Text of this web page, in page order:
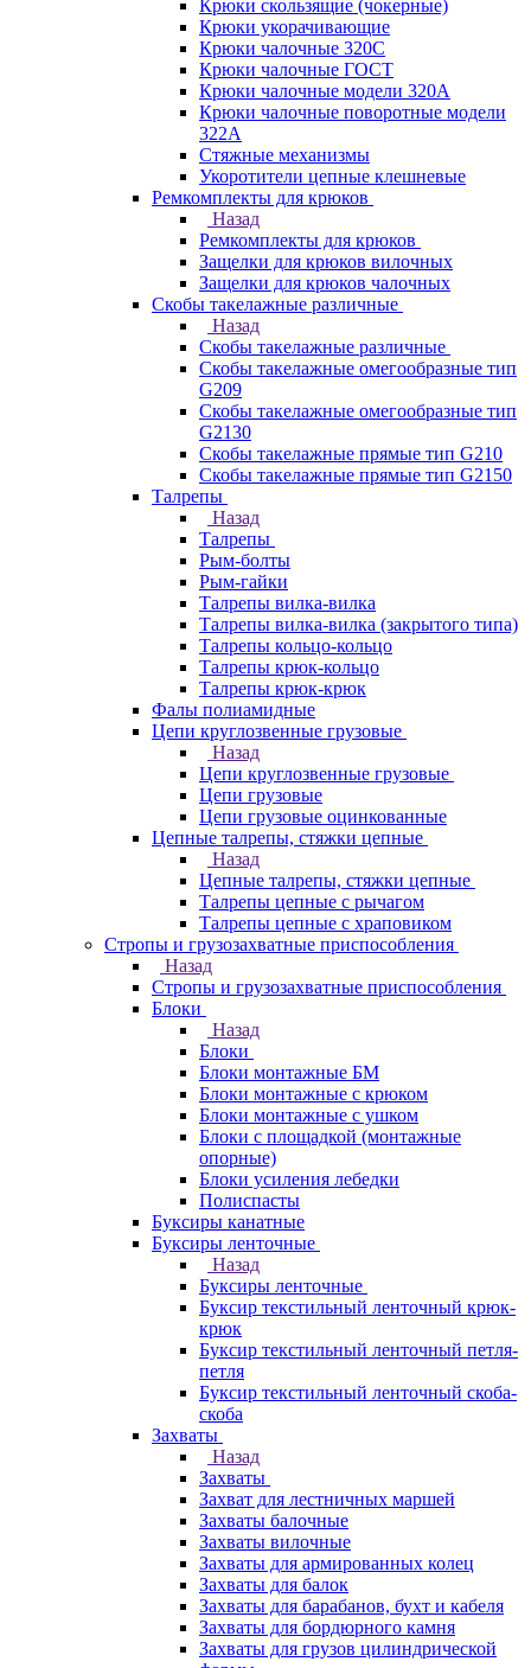
Крюки скользящие (чокерные)
Крюки укорачивающие
Крюки чалочные 320C
Крюки чалочные ГОСТ
Крюки чалочные модели 320А
Крюки чалочные поворотные модели
322А
Стяжные механизмы
Укоротители цепные клешневые
Ремкомплекты для крюков
Назад
Ремкомплекты для крюков
Защелки для крюков вилочных
Защелки для крюков чалочных
Скобы такелажные различные
Назад
Скобы такелажные различные
Скобы такелажные омегообразные тип
G209
Скобы такелажные омегообразные тип
G2130
Скобы такелажные прямые тип G210
Скобы такелажные прямые тип G2150
Талрепы
Назад
Талрепы
Рым-болты
Рым-гайки
Талрепы вилка-вилка
Талрепы вилка-вилка (закрытого типа)
Талрепы кольцо-кольцо
Талрепы крюк-кольцо
Талрепы крюк-крюк
Фалы полиамидные
Цепи круглозвенные грузовые
Назад
Цепи круглозвенные грузовые
Цепи грузовые
Цепи грузовые оцинкованные
Цепные талрепы, стяжки цепные
Назад
Цепные талрепы, стяжки цепные
Талрепы цепные с рычагом
Талрепы цепные с храповиком
Стропы и грузозахватные приспособления
Назад
Стропы и грузозахватные приспособления
Блоки
Назад
Блоки
Блоки монтажные БМ
Блоки монтажные с крюком
Блоки монтажные с ушком
Блоки с площадкой (монтажные
опорные)
Блоки усиления лебедки
Полиспасты
Буксиры канатные
Буксиры ленточные
Назад
Буксиры ленточные
Буксир текстильный ленточный крюк-
крюк
Буксир текстильный ленточный петля-
петля
Буксир текстильный ленточный скоба-
скоба
Захваты
Назад
Захваты
Захват для лестничных маршей
Захваты балочные
Захваты вилочные
Захваты для армированных колец
Захваты для балок
Захваты для барабанов, бухт и кабеля
Захваты для бордюрного камня
Захваты для грузов цилиндрической